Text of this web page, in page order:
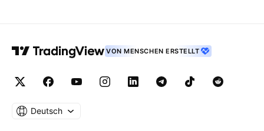
VON MENSCHEN ERSTELLT
Deutsch